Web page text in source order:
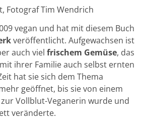
Fotograf Tim Wendrich
vegan und hat mit diesem Buch
veröffentlicht. Aufgewachsen ist
auch viel frischem Gemüse, das
ihrer Familie auch selbst ernten
hat sie sich dem Thema
geöffnet, bis sie von einem
Vollblut-Veganerin wurde und
veränderte.